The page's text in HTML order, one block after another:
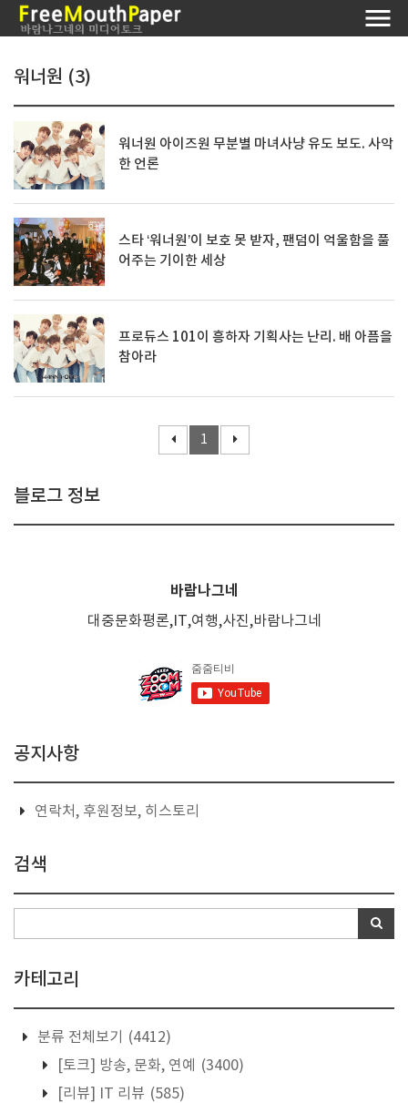
워너원 (3)
워너원 아이즈원 무분별 마녀사냥 유도 보도. 사악
한 언론
스타 ‘워너원’이 보호 못 받자, 팬덤이 억울함을 풀
어주는 기이한 세상
프로듀스 101이 흥하자 기획사는 난리. 배 아픔을
참아라
1
블로그 정보
바람나그네
대중문화평론,IT,여행,사진,바람나그네
공지사항
연락처, 후원정보, 히스토리
검색
카테고리
분류 전체보기
(4412)
[토크] 방송, 문화, 연예
(3400)
[리뷰] IT 리뷰 (585)